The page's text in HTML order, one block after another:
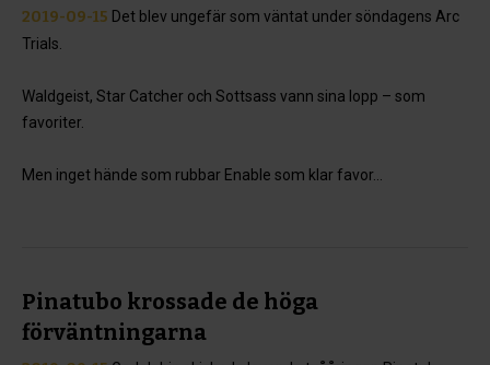
2019-09-15 Det blev ungefär som väntat under söndagens Arc
Trials.
Waldgeist, Star Catcher och Sottsass vann sina lopp – som
favoriter.
Men inget hände som rubbar Enable som klar favor...
Pinatubo krossade de höga
förväntningarna